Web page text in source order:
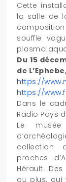
Cette
la salle de
souffle
plasma
Du 15
de
https://
https://
Dans le
Radio Pays
Le
collection
proches
Hérault.
ou plus, qui